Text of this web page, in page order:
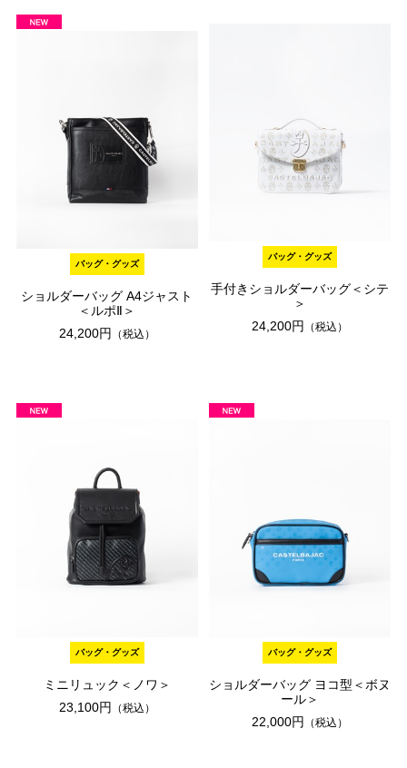
バッグ・グッズ
ショルダーバッグ A4ジャスト
＜ルポⅡ＞
24,200円
（税込）
バッグ・グッズ
手付きショルダーバッグ＜シテ
＞
24,200円
（税込）
バッグ・グッズ
ミニリュック＜ノワ＞
23,100円
（税込）
バッグ・グッズ
ショルダーバッグ ヨコ型＜ボヌ
ール＞
22,000円
（税込）